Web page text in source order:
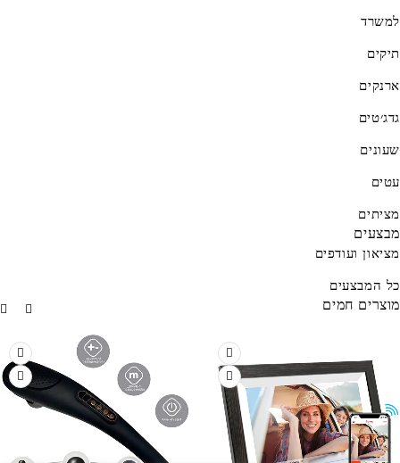
למשרד
תיקים
ארנקים
גדג׳טים
שעונים
עטים
מציתים
מבצעים
מציאון ועודפים
כל המבצעים
מוצרים חמים